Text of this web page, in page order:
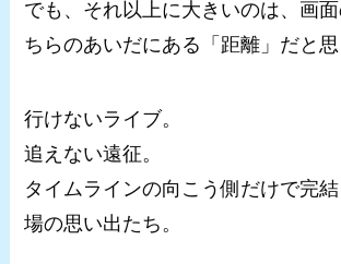
でも、それ以上に大きいのは、画
ちらのあいだにある「距離」だと思
行けないライブ。
追えない遠征。
タイムラインの向こう側だけで完
場の思い出たち。